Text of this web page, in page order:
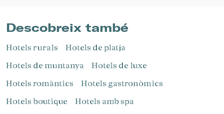
Descobreix també
Hotels rurals
Hotels de platja
Hotels de muntanya
Hotels de luxe
Hotels romàntics
Hotels gastronòmics
Hotels boutique
Hotels amb spa